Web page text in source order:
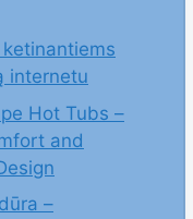
internetu
Hot Tubs –
and
–